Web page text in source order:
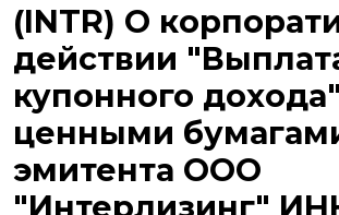
(INTR) О
действии
купонного
ценными
эмитента ООО
"Интерлизинг"